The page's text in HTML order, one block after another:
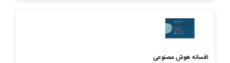
افسانه هوش مصنوعی